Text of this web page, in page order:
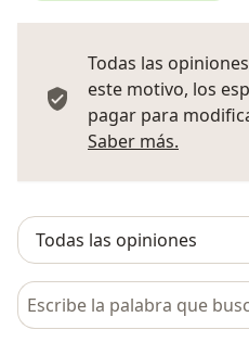
Todas las
este motivo, los
pagar para
Saber más.
Busca en opiniones